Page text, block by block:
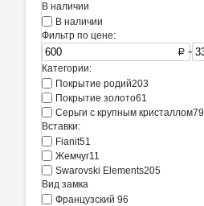
В наличии
В наличии
Фильтр по цене:
R -
Категории:
Покрытие родий203
Покрытие золото61
Серьги с крупным кристаллом79
Вставки:
Fianit51
Жемчуг11
Swarovski Elements205
Вид замка
Французский 96